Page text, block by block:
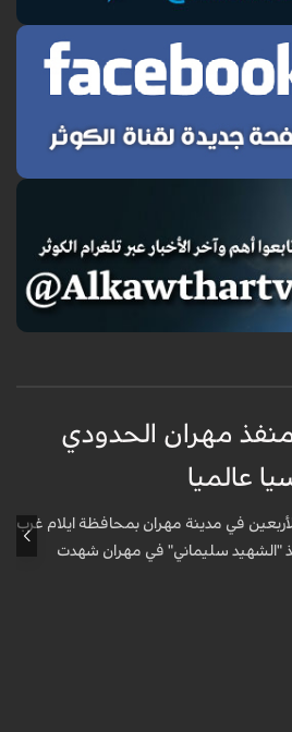
مهران الحدودي
عالميا
في مدينة مهران بمحافظة ايلام غرب
"الشهيد سليماني" في مهران شهدت